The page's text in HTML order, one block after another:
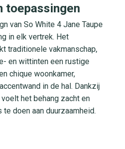
toepassingen
van So White 4 Jane Taupe
in elk vertrek. Het
traditionele vakmanschap,
en wittinten een rustige
chique woonkamer,
in de hal. Dankzij
het behang zacht en
doen aan duurzaamheid.